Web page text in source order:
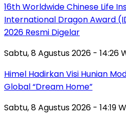
16th Worldwide Chinese Life
International Dragon Award
2026 Resmi Digelar
Sabtu, 8 Agustus 2026 - 14:26
Himel Hadirkan Visi Hunian
Global “Dream Home”
Sabtu, 8 Agustus 2026 - 14:19